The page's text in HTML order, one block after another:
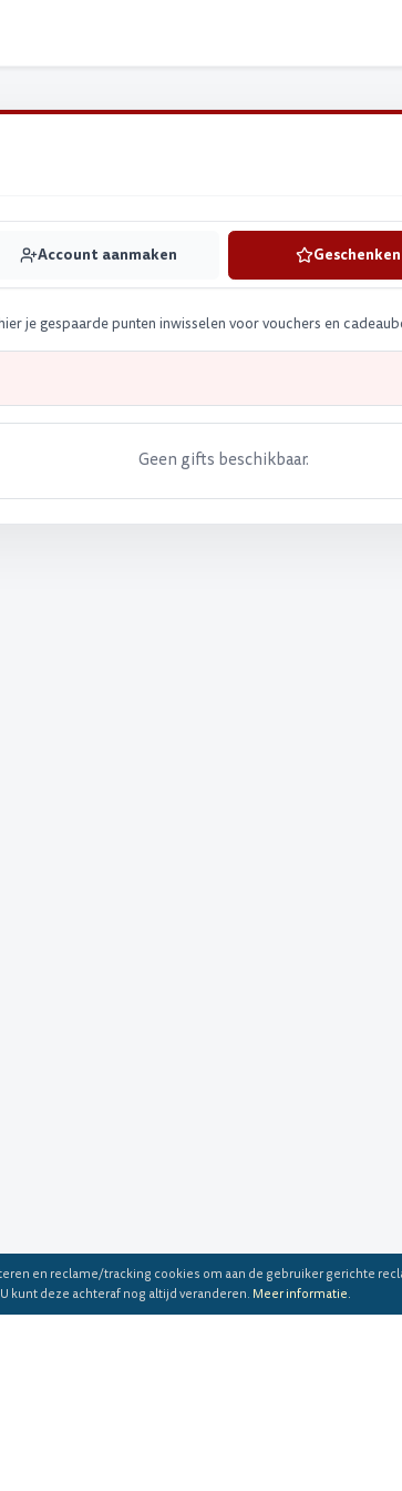
Account aanmaken Geschenken
je gespaarde punten inwisselen voor vouchers en
Geen gifts beschikbaar.
en reclame/tracking cookies om aan de gebruiker gerichte
kunt deze achteraf nog altijd veranderen. Meer informatie.